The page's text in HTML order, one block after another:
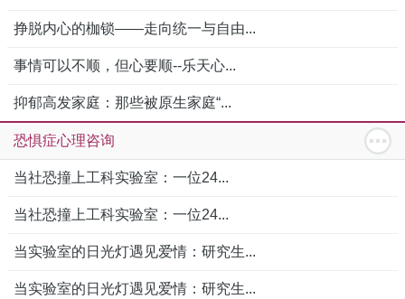
挣脱内心的枷锁——走向统一与自由...
事情可以不顺，但心要顺--乐天心...
抑郁高发家庭：那些被原生家庭“...
恐惧症心理咨询
当社恐撞上工科实验室：一位24...
当社恐撞上工科实验室：一位24...
当实验室的日光灯遇见爱情：研究生...
当实验室的日光灯遇见爱情：研究生...